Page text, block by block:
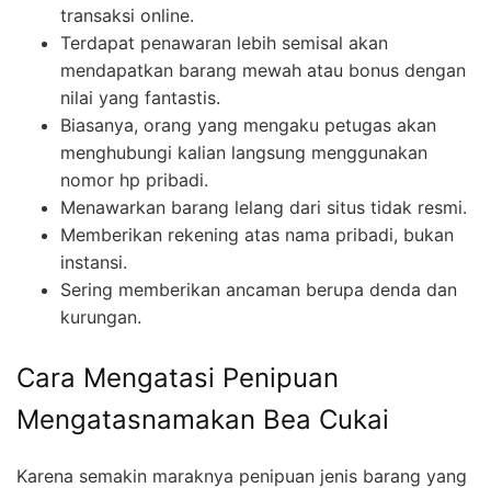
transaksi online.
Terdapat penawaran lebih semisal akan
mendapatkan barang mewah atau bonus dengan
nilai yang fantastis.
Biasanya, orang yang mengaku petugas akan
menghubungi kalian langsung menggunakan
nomor hp pribadi.
Menawarkan barang lelang dari situs tidak resmi.
Memberikan rekening atas nama pribadi, bukan
instansi.
Sering memberikan ancaman berupa denda dan
kurungan.
Cara Mengatasi Penipuan
Mengatasnamakan Bea Cukai
Karena semakin maraknya penipuan jenis barang yang